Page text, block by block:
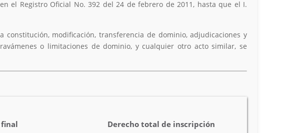
el Registro Oficial No. 392 del 24 de febrero de 2011, hasta que el I.
modificación, transferencia de dominio, adjudicaciones y
o limitaciones de dominio, y cualquier otro acto similar, se
Derecho total de inscripción